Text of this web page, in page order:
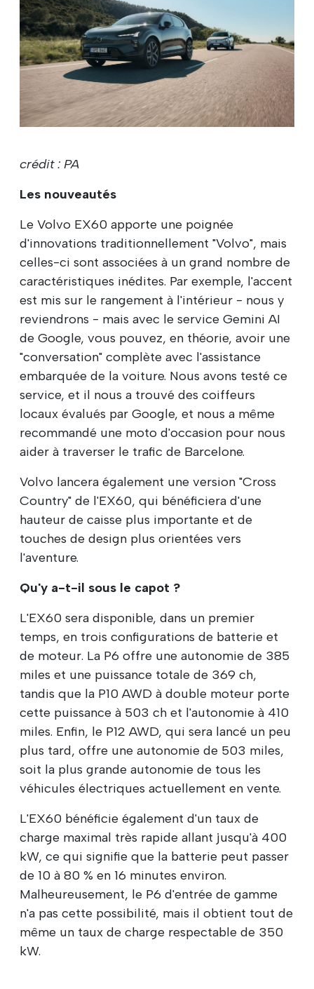
crédit : PA
Les nouveautés
Le Volvo EX60 apporte une poignée
d'innovations traditionnellement "Volvo", mais
celles-ci sont associées à un grand nombre de
caractéristiques inédites. Par exemple, l'accent
est mis sur le rangement à l'intérieur - nous y
reviendrons - mais avec le service Gemini AI
de Google, vous pouvez, en théorie, avoir une
"conversation" complète avec l'assistance
embarquée de la voiture. Nous avons testé ce
service, et il nous a trouvé des coiffeurs
locaux évalués par Google, et nous a même
recommandé une moto d'occasion pour nous
aider à traverser le trafic de Barcelone.
Volvo lancera également une version "Cross
Country" de l'EX60, qui bénéficiera d'une
hauteur de caisse plus importante et de
touches de design plus orientées vers
l'aventure.
Qu'y a-t-il sous le capot ?
L'EX60 sera disponible, dans un premier
temps, en trois configurations de batterie et
de moteur. La P6 offre une autonomie de 385
miles et une puissance totale de 369 ch,
tandis que la P10 AWD à double moteur porte
cette puissance à 503 ch et l'autonomie à 410
miles. Enfin, le P12 AWD, qui sera lancé un peu
plus tard, offre une autonomie de 503 miles,
soit la plus grande autonomie de tous les
véhicules électriques actuellement en vente.
L'EX60 bénéficie également d'un taux de
charge maximal très rapide allant jusqu'à 400
kW, ce qui signifie que la batterie peut passer
de 10 à 80 % en 16 minutes environ.
Malheureusement, le P6 d'entrée de gamme
n'a pas cette possibilité, mais il obtient tout de
même un taux de charge respectable de 350
kW.